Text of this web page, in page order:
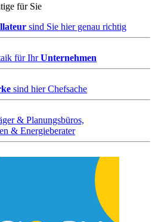
für Sie
sind Sie hier genau richtig
für IhrUnternehmen
sind hier Chefsache
& Planungsbüros,
& Energieberater